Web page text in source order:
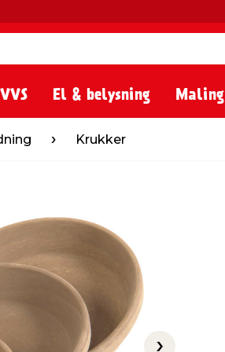
El & belysning Maling
Krukker